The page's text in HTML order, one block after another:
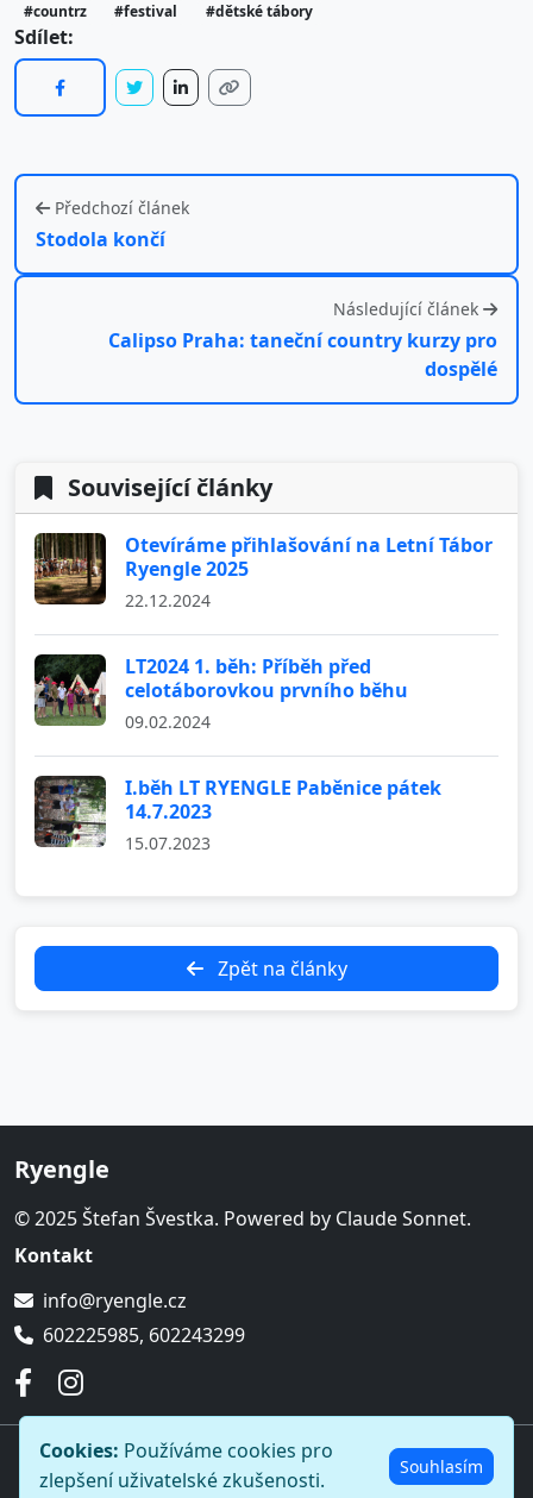
#countrz
#festival #dětské tábory
Sdílet:
Předchozí článek
Stodola končí
Následující článek
Calipso Praha: taneční country kurzy pro
dospělé
Související články
Otevíráme přihlašování na Letní Tábor
Ryengle 2025
22.12.2024
LT2024 1. běh: Příběh před
celotáborovkou prvního běhu
09.02.2024
I.běh LT RYENGLE Paběnice pátek
14.7.2023
15.07.2023
Zpět na články
Ryengle
© 2025 Štefan Švestka. Powered by Claude Sonnet.
Kontakt
info@ryengle.cz
602225985, 602243299
© 2026 Ryengle. Všechna práva vyhrazena.
Ochrana osobních údajů
Cookies: Používáme cookies pro
zlepšení uživatelské zkušenosti.
Souhlasím